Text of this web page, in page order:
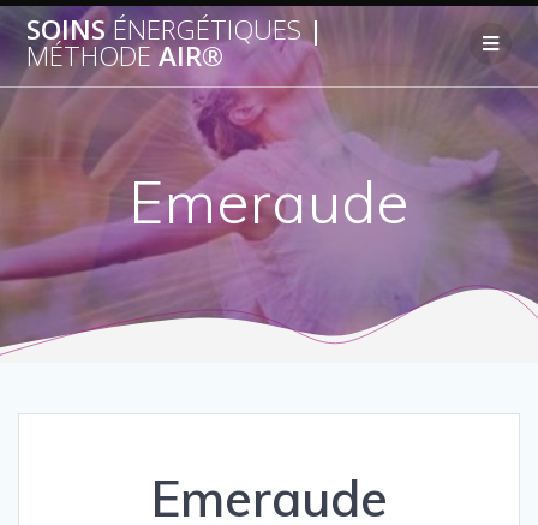
SOINSÉNERGÉTIQUES|
MÉTHODEAIR®
Emeraude
Emeraude